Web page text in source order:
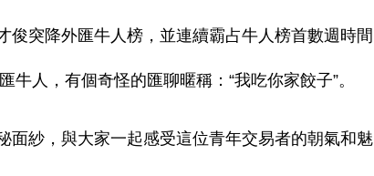
俊突降外匯牛人榜，並連續霸占牛人榜首數週時
人，有個奇怪的匯聊暱稱：“我吃你家餃子”。
面紗，與大家一起感受這位青年交易者的朝氣和魅